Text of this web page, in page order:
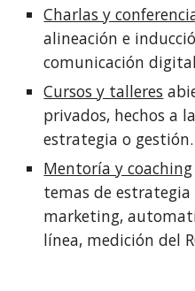
Charlas y
alineación e
comunicación
Cursos y talleres
privados, hechos a
estrategia o gestión.
Mentoría y coaching
temas de estrategia
marketing,
línea, medición del